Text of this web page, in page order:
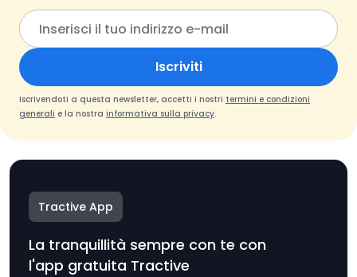
Iscriviti
Iscrivendoti a questa newsletter, accetti i nostri termini e condizioni
generali e la nostra informativa sulla privacy.
Tractive App
La tranquillità sempre con te con
l'app gratuita Tractive